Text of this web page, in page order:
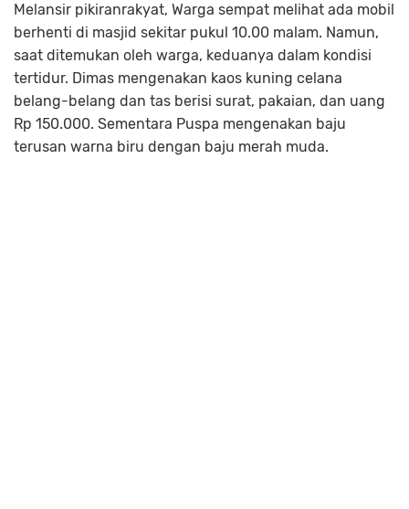
Melansir pikiranrakyat, Warga sempat melihat ada mobil
berhenti di masjid sekitar pukul 10.00 malam. Namun,
saat ditemukan oleh warga, keduanya dalam kondisi
tertidur. Dimas mengenakan kaos kuning celana
belang-belang dan tas berisi surat, pakaian, dan uang
Rp 150.000. Sementara Puspa mengenakan baju
terusan warna biru dengan baju merah muda.